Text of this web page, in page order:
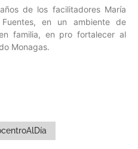
de los facilitadores María
en un ambiente de
familia, en pro fortalecer al
Monagas.